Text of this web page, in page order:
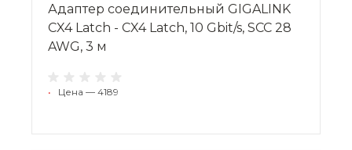
Адаптер соединительный GIGALINK
CX4 Latch - CX4 Latch, 10 Gbit/s, SCC 28
AWG, 3 м
• Цена — 4189